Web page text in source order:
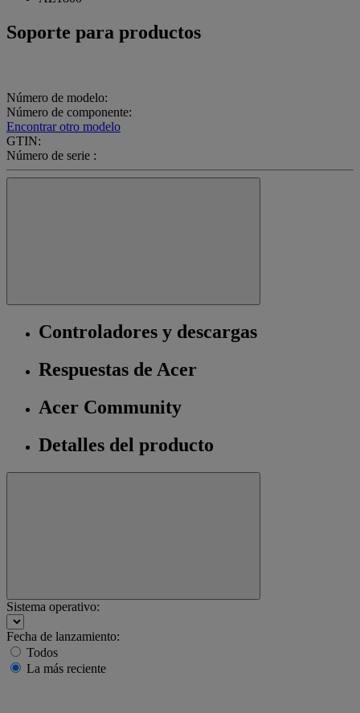
Soporte para productos
Número de modelo:
Número de componente:
Encontrar otro modelo
GTIN:
Número de serie :
Controladores y descargas
Respuestas de Acer
Acer Community
Detalles del producto
Sistema operativo:
Fecha de lanzamiento:
Todos
La más reciente